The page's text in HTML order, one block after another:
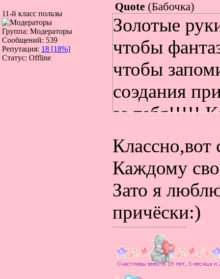
11-й класс пользы
Группа: Модераторы
Сообщений: 539
Репутация: 18 [18%]
Статус: Offline
Quote (Бабочка)
Золотые
чтобы
чтобы
соэдания
за тебя!!!!!
призвание
мамы(Чтобы
химикаты и
воспитателя
моё. И
и
Классно,вот
Каждому
Зато я
причёски:)